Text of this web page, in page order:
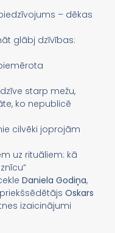
– dēkas
glābj dzīvības:
starp mežu,
ko nepublicē
cilvēki joprojām
uz rituāliem: kā
Daniela Godiņa,
Oskars
izaicinājumi